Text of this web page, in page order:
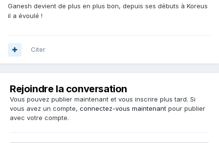
Ganesh devient de plus en plus bon, depuis ses débuts à Koreus
il a évoulé !
Citer
Rejoindre la conversation
Vous pouvez publier maintenant et vous inscrire plus tard. Si
vous avez un compte, connectez-vous maintenant pour publier
avec votre compte.